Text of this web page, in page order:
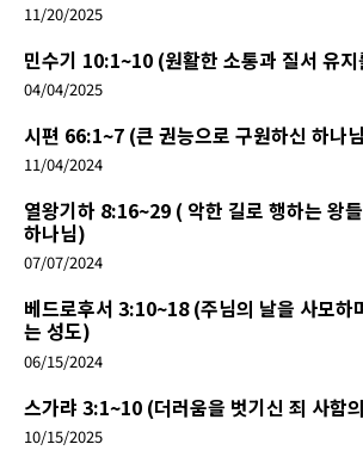
11/20/2025
민수기 10:1~10 (원활한 소통과 질서 유
04/04/2025
시편 66:1~7 (큰 권능으로 구원하신 하나
11/04/2024
열왕기하 8:16~29 ( 악한 길로 행하는 왕
하나님)
07/07/2024
베드로후서 3:10~18 (주님의 날을 사모하
는 성도)
06/15/2024
스가랴 3:1~10 (더러움을 벗기신 죄 사함
10/15/2025